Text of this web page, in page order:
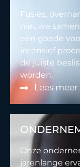
Fusies,
nieuwe
een goede
intensief
de juiste
worden.
Lees meer
Onze
jarenlange